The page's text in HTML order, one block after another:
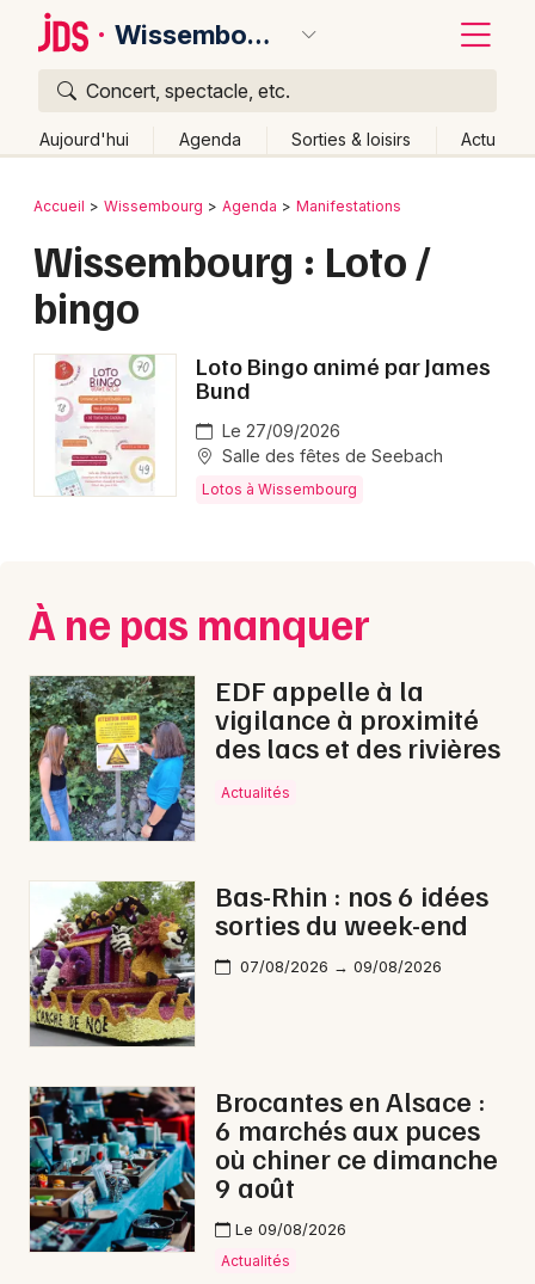
Wissembourg
Concert, spectacle, etc.
Aujourd'hui Agenda Sorties & loisirs Actu
Publier un événement
Grands événements
Activité & Expérience
Manifestations
Concerts
Sports
Soirées
Sorties famille
Sorties & loisirs
Lotos dans le Bas-Rhin
Lotos en Alsace
Lotos dans le Grand Est
Jeux concours
Bordeaux
Colmar
Lille
Lyon
Marseille
Mulhouse
Nice
Paris
Strasbourg
Toulouse
Toutes les villes
Retour
Accueil Wissembourg Agenda Manifestations
Wissembourg : Loto /
bingo
Loto Bingo animé par James
Bund
Le 27/09/2026
Salle des fêtes de Seebach
Lotos à Wissembourg
À ne pas manquer
EDF appelle à la
vigilance à proximité
des lacs et des rivières
Actualités
Bas-Rhin : nos 6 idées
sorties du week-end
07/08/2026 → 09/08/2026
Brocantes en Alsace :
6 marchés aux puces
où chiner ce dimanche
9 août
Le 09/08/2026
Actualités
Quoi ?
Où ?
Partout
Près de moi Changer de lieu
Quand ?
Aujourd'hui
Demain Ce week-end Autre